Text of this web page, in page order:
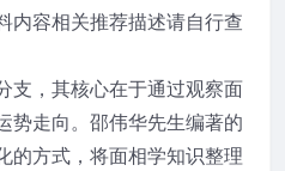
内容相关推荐描述请自行查
支，其核心在于通过观察面
势走向。邵伟华先生编著的
的方式，将面相学知识整理